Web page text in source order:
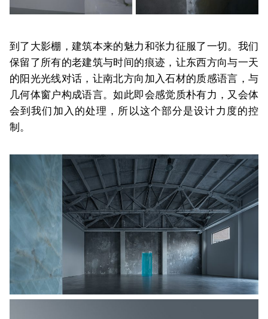
到了大影棚，建筑本来的魅力和张力征服了一切。我们
保留了所有的老建筑与时间的痕迹，让东西方向与一天
的阳光光线对话，让南北方向加入石材的质感语言，与
几何体窗户构成语言。如此即会感觉质朴有力，又会体
会到我们加入的处理，所以这个部分是设计力度的控
制。